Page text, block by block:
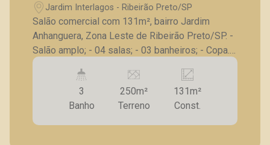
Jardim Interlagos - Ribeirão Preto/SP
Salão comercial com 131m², bairro Jardim
Anhanguera, Zona Leste de Ribeirão Preto/SP. -
Salão amplo; - 04 salas; - 03 banheiros; - Copa.
A Piramid tem como objetivo atender seus
clientes com agilidade e segurança, em locação,
vendas de imóveis prontos, usados ou mesmo
nos principais lançamentos da cidade de
Ribeirão Preto.
3
Banho
250m²
Terreno
131m²
Const.